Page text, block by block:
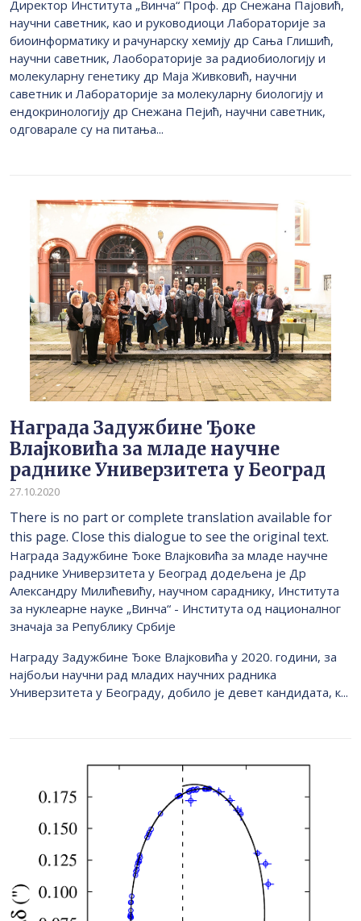
Директор Института „Винча“ Проф. др Снежана Пајовић,
научни саветник, као и руководиоци Лабораторије за
биоинформатику и рачунарску хемију др Сања Глишић,
научни саветник, Лаобораторије за радиобиологију и
молекуларну генетику др Маја Живковић, научни
саветник и Лабораторије за молекуларну биологију и
ендокринологију др Снежана Пејић, научни саветник,
одговарале су на питања...
Награда Задужбине Ђоке
Влајковића за младе научне
раднике Универзитета у Београд
27.10.2020
There is no part or complete translation available for
this page. Close this dialogue to see the original text.
Награда Задужбине Ђоке Влајковића за младе научне
раднике Универзитета у Београд додељена је Др
Александру Милићевићу, научном сараднику, Института
за нуклеарне науке „Винча“ - Института од националног
значаја за Републику Србије
Награду Задужбине Ђоке Влајковића у 2020. години, за
најбољи научни рад младих научних радника
Универзитета у Београду, добило је девет кандидата, к...